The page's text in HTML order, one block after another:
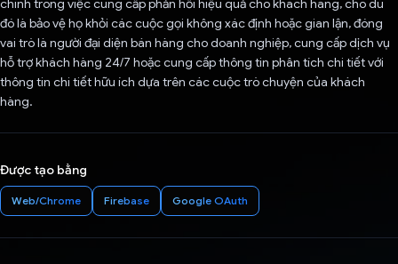
chính trong việc cung cấp phản hồi hiệu quả cho khách hàng, cho dù
đó là bảo vệ họ khỏi các cuộc gọi không xác định hoặc gian lận, đóng
vai trò là người đại diện bán hàng cho doanh nghiệp, cung cấp dịch vụ
hỗ trợ khách hàng 24/7 hoặc cung cấp thông tin phân tích chi tiết với
thông tin chi tiết hữu ích dựa trên các cuộc trò chuyện của khách
hàng.
Được tạo bằng
Web/Chrome Firebase Google OAuth